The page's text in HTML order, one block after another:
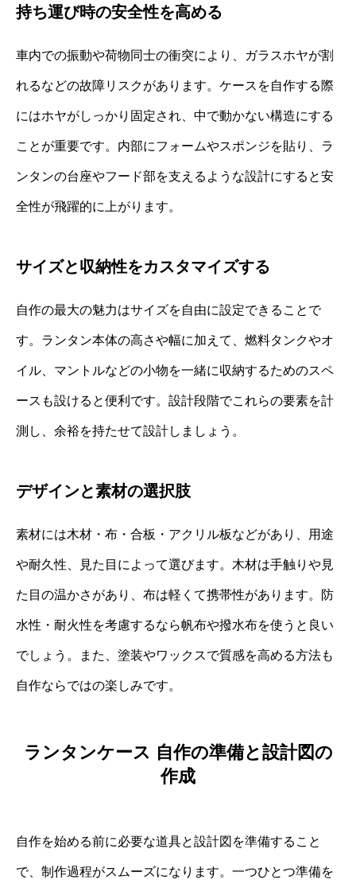
持ち運び時の安全性を高める
車内での振動や荷物同士の衝突により、ガラスホヤが割
れるなどの故障リスクがあります。ケースを自作する際
にはホヤがしっかり固定され、中で動かない構造にする
ことが重要です。内部にフォームやスポンジを貼り、ラ
ンタンの台座やフード部を支えるような設計にすると安
全性が飛躍的に上がります。
サイズと収納性をカスタマイズする
自作の最大の魅力はサイズを自由に設定できることで
す。ランタン本体の高さや幅に加えて、燃料タンクやオ
イル、マントルなどの小物を一緒に収納するためのスペ
ースも設けると便利です。設計段階でこれらの要素を計
測し、余裕を持たせて設計しましょう。
デザインと素材の選択肢
素材には木材・布・合板・アクリル板などがあり、用途
や耐久性、見た目によって選びます。木材は手触りや見
た目の温かさがあり、布は軽くて携帯性があります。防
水性・耐火性を考慮するなら帆布や撥水布を使うと良い
でしょう。また、塗装やワックスで質感を高める方法も
自作ならではの楽しみです。
ランタンケース 自作の準備と設計図の
作成
自作を始める前に必要な道具と設計図を準備すること
で、制作過程がスムーズになります。一つひとつ準備を